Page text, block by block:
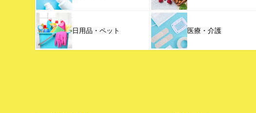
日用品・ペット 医療・介護